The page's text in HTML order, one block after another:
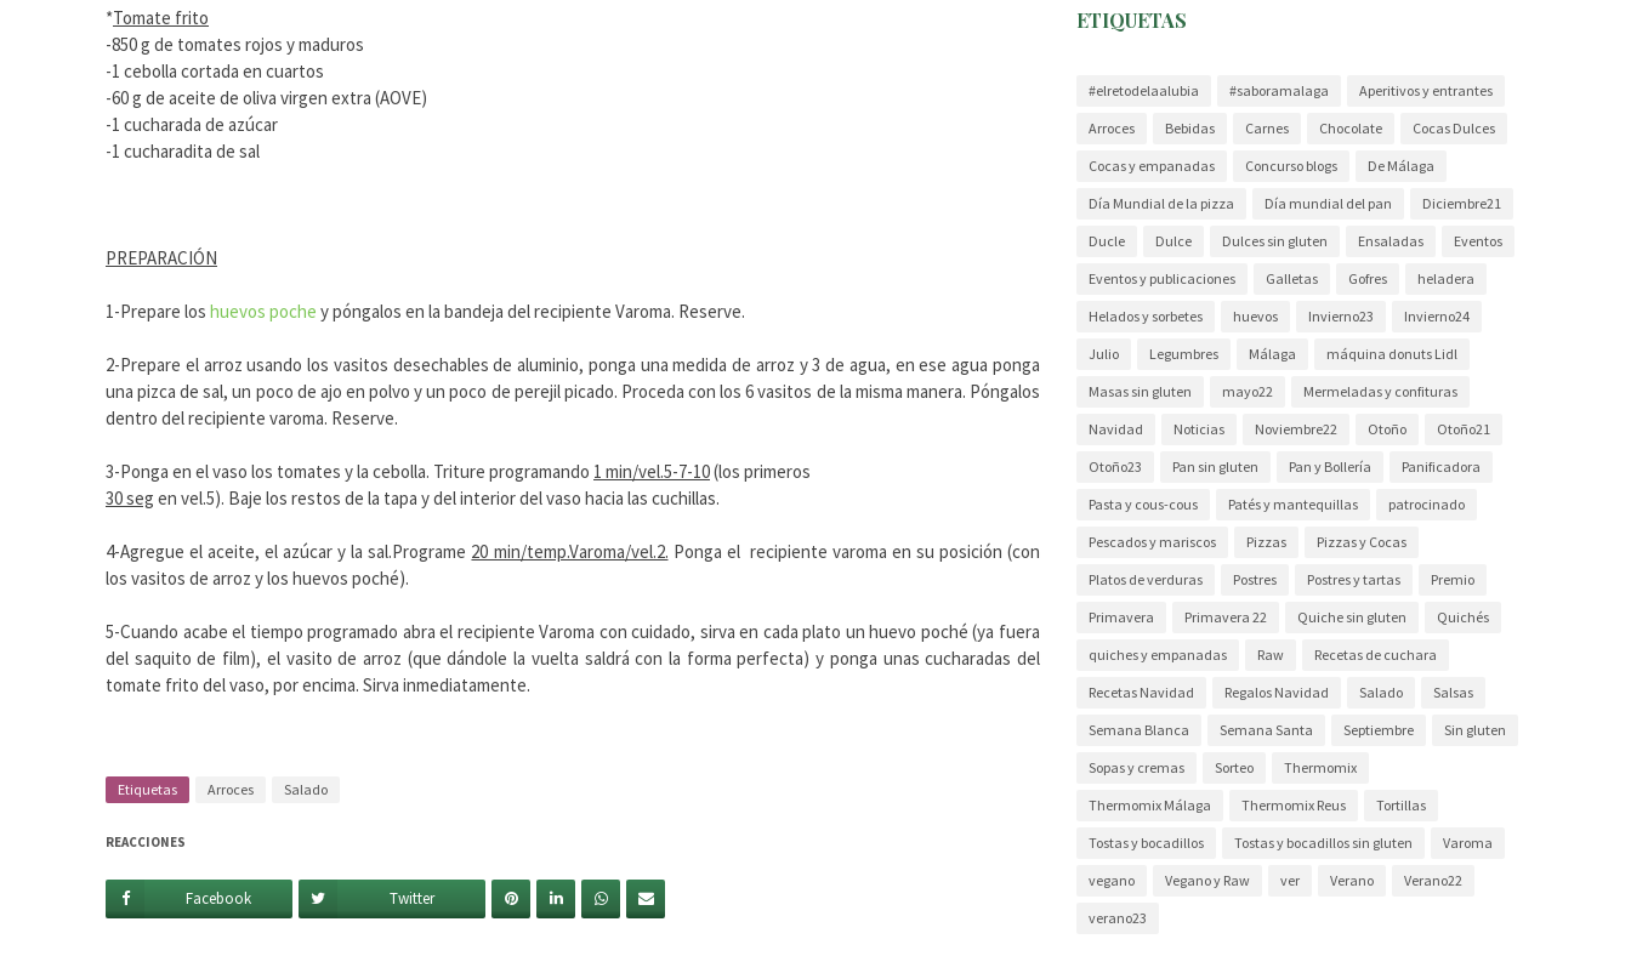
*Tomate frito
-850 g de tomates rojos y maduros
-1 cebolla cortada en cuartos
-60 g de aceite de oliva virgen extra (AOVE)
-1 cucharada de azúcar
-1 cucharadita de sal
PREPARACIÓN
1-Prepare los huevos poche y póngalos en la bandeja del recipiente Varoma. Reserve.
2-Prepare el arroz usando los vasitos desechables de aluminio, ponga una medida de arroz y 3 de agua, en ese agua ponga
una pizca de sal, un poco de ajo en polvo y un poco de perejil picado. Proceda con los 6 vasitos de la misma manera. Póngalos
dentro del recipiente varoma. Reserve.
3-Ponga en el vaso los tomates y la cebolla. Triture programando 1 min/vel.5-7-10(los primeros
30 seg en vel.5). Baje los restos de la tapa y del interior del vaso hacia las cuchillas.
4-Agregue el aceite, el azúcar y la sal.Programe 20 min/temp.Varoma/vel.2. Ponga el recipiente varoma en su posición (con
los vasitos de arroz y los huevos poché).
5-Cuando acabe el tiempo programado abra el recipiente Varoma con cuidado, sirva en cada plato un huevo poché (ya fuera
del saquito de film), el vasito de arroz (que dándole la vuelta saldrá con la forma perfecta) y ponga unas cucharadas del
tomate frito del vaso, por encima. Sirva inmediatamente.
Etiquetas Arroces Salado
REACCIONES
Facebook Twitter
ETIQUETAS
#elretodelaalubia #saboramalaga Aperitivos y entrantes
Arroces Bebidas Carnes Chocolate Cocas Dulces
Cocas y empanadas Concurso blogs De Málaga
Día Mundial de la pizza Día mundial del pan Diciembre21
Ducle Dulce Dulces sin gluten Ensaladas Eventos
Eventos y publicaciones Galletas Gofres heladera
Helados y sorbetes huevos Invierno23 Invierno24
Julio Legumbres Málaga máquina donuts Lidl
Masas sin gluten mayo22 Mermeladas y confituras
Navidad Noticias Noviembre22 Otoño Otoño21
Otoño23 Pan sin gluten Pan y Bollería Panificadora
Pasta y cous-cous Patés y mantequillas patrocinado
Pescados y mariscos Pizzas Pizzas y Cocas
Platos de verduras Postres Postres y tartas Premio
Primavera Primavera 22 Quiche sin gluten Quichés
quiches y empanadas Raw Recetas de cuchara
Recetas Navidad Regalos Navidad Salado Salsas
Semana Blanca Semana Santa Septiembre Sin gluten
Sopas y cremas Sorteo Thermomix
Thermomix Málaga Thermomix Reus Tortillas
Tostas y bocadillos Tostas y bocadillos sin gluten Varoma
vegano Vegano y Raw ver Verano Verano22
verano23